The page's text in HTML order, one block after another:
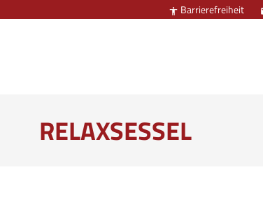
 Barrierefreiheit
RELAXSESSEL